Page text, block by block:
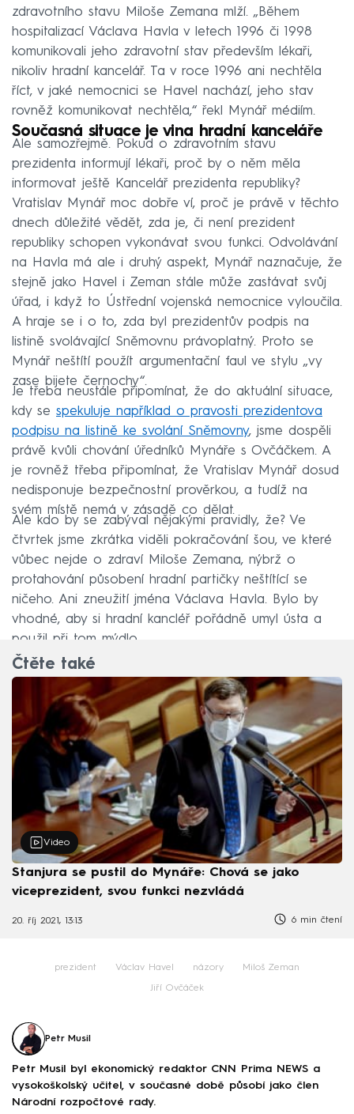
zdravotního stavu Miloše Zemana mlží. „Během
hospitalizací Václava Havla v letech 1996 či 1998
komunikovali jeho zdravotní stav především lékaři,
nikoliv hradní kancelář. Ta v roce 1996 ani nechtěla
říct, v jaké nemocnici se Havel nachází, jeho stav
rovněž komunikovat nechtěla,“ řekl Mynář médiím.
Současná situace je vina hradní kanceláře
Ale samozřejmě. Pokud o zdravotním stavu
prezidenta informují lékaři, proč by o něm měla
informovat ještě Kancelář prezidenta republiky?
Vratislav Mynář moc dobře ví, proč je právě v těchto
dnech důležité vědět, zda je, či není prezident
republiky schopen vykonávat svou funkci. Odvolávání
na Havla má ale i druhý aspekt, Mynář naznačuje, že
stejně jako Havel i Zeman stále může zastávat svůj
úřad, i když to Ústřední vojenská nemocnice vyloučila.
A hraje se i o to, zda byl prezidentův podpis na
listině svolávající Sněmovnu právoplatný. Proto se
Mynář neštítí použít argumentační faul ve stylu „vy
zase bijete černochy“.
Je třeba neustále připomínat, že do aktuální situace,
kdy se spekuluje například o pravosti prezidentova
podpisu na listině ke svolání Sněmovny, jsme dospěli
právě kvůli chování úředníků Mynáře s Ovčáčkem. A
je rovněž třeba připomínat, že Vratislav Mynář dosud
nedisponuje bezpečnostní prověrkou, a tudíž na
svém místě nemá v zásadě co dělat.
Ale kdo by se zabýval nějakými pravidly, že? Ve
čtvrtek jsme zkrátka viděli pokračování šou, ve které
vůbec nejde o zdraví Miloše Zemana, nýbrž o
protahování působení hradní partičky neštítící se
ničeho. Ani zneužití jména Václava Havla. Bylo by
vhodné, aby si hradní kancléř pořádně umyl ústa a
použil při tom mýdlo.
Čtěte také
Video
Stanjura se pustil do Mynáře: Chová se jako
viceprezident, svou funkci nezvládá
20. říj 2021, 13:13 6 min čtení
prezident Václav Havel názory Miloš Zeman
Jiří Ovčáček
Petr Musil
Petr Musil byl ekonomický redaktor CNN Prima NEWS a
vysokoškolský učitel, v současné době působí jako člen
Národní rozpočtové rady.